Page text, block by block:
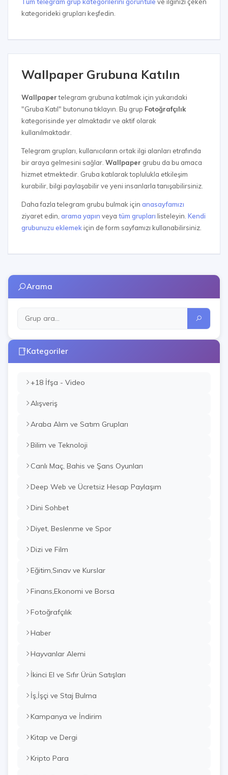
kategorideki grupları keşfedin.
Wallpaper Grubuna Katılın
Wallpapertelegram grubuna katılmak için yukarıdaki
"Gruba Katıl" butonuna tıklayın. Bu grup Fotoğrafçılık
kategorisinde yer almaktadır ve aktif olarak
kullanılmaktadır.
Telegram grupları, kullanıcıların ortak ilgi alanları etrafında
bir araya gelmesini sağlar. Wallpaper grubu da bu amaca
hizmet etmektedir. Gruba katılarak toplulukla etkileşim
kurabilir, bilgi paylaşabilir ve yeni insanlarla tanışabilirsiniz.
Daha fazla telegram grubu bulmak için anasayfamızı
ziyaret edin, arama yapın veya tüm grupları listeleyin. Kendi
grubunuzu eklemek için de form sayfamızı kullanabilirsiniz.
Arama
Kategoriler
+18 İfşa - Video
Alışveriş
Araba Alım ve Satım Grupları
Bilim ve Teknoloji
Canlı Maç, Bahis ve Şans Oyunları
Deep Web ve Ücretsiz Hesap Paylaşım
Dini Sohbet
Diyet, Beslenme ve Spor
Dizi ve Film
Eğitim,Sınav ve Kurslar
Finans,Ekonomi ve Borsa
Fotoğrafçılık
Haber
Hayvanlar Alemi
İkinci El ve Sıfır Ürün Satışları
İş,İşçi ve Staj Bulma
Kampanya ve İndirim
Kitap ve Dergi
Kripto Para